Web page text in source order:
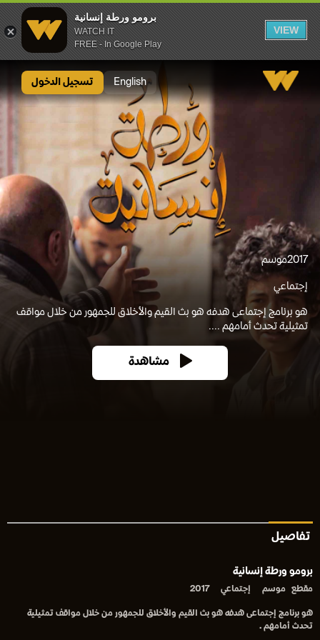
برومو ورطة إنسانية
WATCH IT
FREE - In Google Play
VIEW
English تسجيل الدخول
2017موسم
إجتماعي
هو برنامج إجتماعى هدفه هو بث القيم والأخلاق للجمهور من خلال مواقف
تمثيلية تحدث أمامهم ....
مشاهدة
تفاصيل
برومو ورطة إنسانية
مقطع موسم إجتماعي 2017
هو برنامج إجتماعى هدفه هو بث القيم والأخلاق للجمهور من خلال مواقف تمثيلية
تحدث أمامهم .